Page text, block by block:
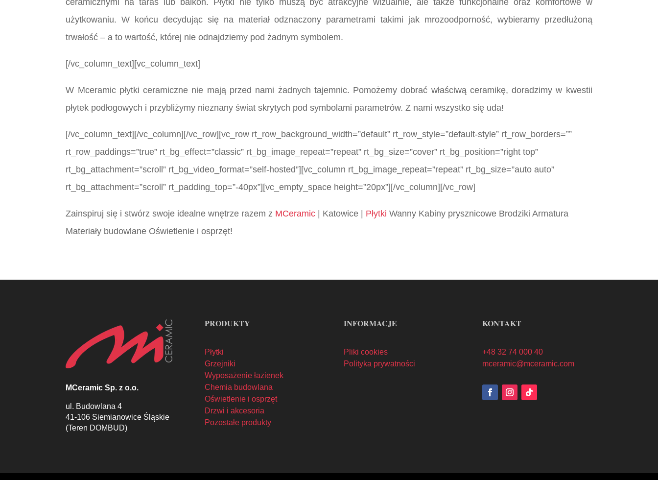
ceramicznymi na taras lub balkon. Płytki nie tylko muszą być atrakcyjne wizualnie, ale także funkcjonalne oraz komfortowe w
użytkowaniu. W końcu decydując się na materiał odznaczony parametrami takimi jak mrozoodporność, wybieramy przedłużoną
trwałość – a to wartość, której nie odnajdziemy pod żadnym symbolem.
[/vc_column_text][vc_column_text]
W Mceramic płytki ceramiczne nie mają przed nami żadnych tajemnic. Pomożemy dobrać właściwą ceramikę, doradzimy w kwestii
płytek podłogowych i przybliżymy nieznany świat skrytych pod symbolami parametrów. Z nami wszystko się uda!
[/vc_column_text][/vc_column][/vc_row][vc_row rt_row_background_width=”default” rt_row_style=”default-style” rt_row_borders=””
rt_row_paddings=”true” rt_bg_effect=”classic” rt_bg_image_repeat=”repeat” rt_bg_size=”cover” rt_bg_position=”right top”
rt_bg_attachment=”scroll” rt_bg_video_format=”self-hosted”][vc_column rt_bg_image_repeat=”repeat” rt_bg_size=”auto auto”
rt_bg_attachment=”scroll” rt_padding_top=”-40px”][vc_empty_space height=”20px”][/vc_column][/vc_row]
Zainspiruj się i stwórz swoje idealne wnętrze razem z MCeramic | Katowice | Płytki Wanny Kabiny prysznicowe Brodziki Armatura
Materiały budowlane Oświetlenie i osprzęt!
MCeramic Sp. z o.o.
ul. Budowlana 4
41-106 Siemianowice Śląskie
(Teren DOMBUD)
PRODUKTY
Płytki
Grzejniki
Wyposażenie łazienek
Chemia budowlana
Oświetlenie i osprzęt
Drzwi i akcesoria
Pozostałe produkty
INFORMACJE
Pliki cookies
Polityka prywatności
KONTAKT
+48 32 74 000 40
mceramic@mceramic.com